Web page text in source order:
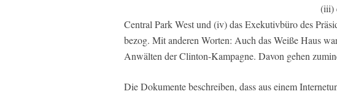
(iii)
Central Park West und (iv) das Exekutivbüro des
bezog. Mit anderen Worten: Auch das Weiße Haus
Anwälten der Clinton-Kampagne. Davon gehen
Die Dokumente beschreiben, dass aus einem